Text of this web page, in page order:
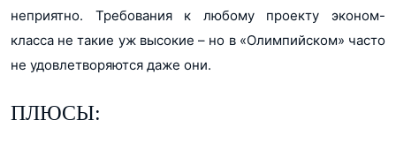
неприятно. Требования к любому проекту эконом-
класса не такие уж высокие – но в «Олимпийском» часто
не удовлетворяются даже они.
ПЛЮСЫ: